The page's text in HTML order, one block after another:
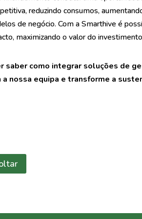
reduzindo consumos,
de negócio. Com a Smarthive é
maximizando o valor do
saber como integrar soluções de
a nossa equipa e transforme a